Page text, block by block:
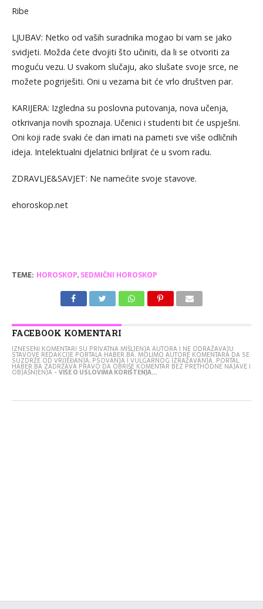
Ribe
LJUBAV: Netko od vaših suradnika mogao bi vam se jako
svidjeti. Možda ćete dvojiti što učiniti, da li se otvoriti za
moguću vezu. U svakom slučaju, ako slušate svoje srce, ne
možete pogriješiti. Oni u vezama bit će vrlo društven par.
KARIJERA: Izgledna su poslovna putovanja, nova učenja,
otkrivanja novih spoznaja. Učenici i studenti bit će uspješni.
Oni koji rade svaki će dan imati na pameti sve više odličnih
ideja. Intelektualni djelatnici briljirat će u svom radu.
ZDRAVLJE&SAVJET: Ne namećite svoje stavove.
ehoroskop.net
TEME: HOROSKOP, SEDMIČNI HOROSKOP
FACEBOOK KOMENTARI
IZNESENI KOMENTARI SU PRIVATNA MIŠLJENJA AUTORA I NE ODRAŽAVAJU
STAVOVE REDAKCIJE PORTALA HABER.BA. MOLIMO AUTORE KOMENTARA DA SE
SUZDRŽE OD VRIJEĐANJA, PSOVANJA I VULGARNOG IZRAŽAVANJA. PORTAL
HABER.BA ZADRŽAVA PRAVO DA OBRIŠE KOMENTAR BEZ PRETHODNE NAJAVE I
OBJAŠNJENJA -VIŠE O USLOVIMA KORIŠTENJA...